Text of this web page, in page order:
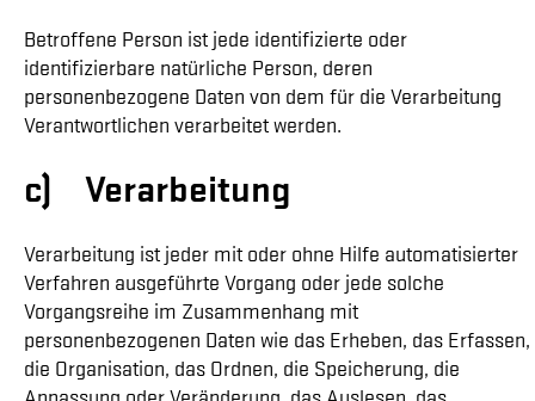
Betroffene Person ist jede identifizierte oder
identifizierbare natürliche Person, deren
personenbezogene Daten von dem für die Verarbeitung
Verantwortlichen verarbeitet werden.
c) Verarbeitung
Verarbeitung ist jeder mit oder ohne Hilfe automatisierter
Verfahren ausgeführte Vorgang oder jede solche
Vorgangsreihe im Zusammenhang mit
personenbezogenen Daten wie das Erheben, das Erfassen,
die Organisation, das Ordnen, die Speicherung, die